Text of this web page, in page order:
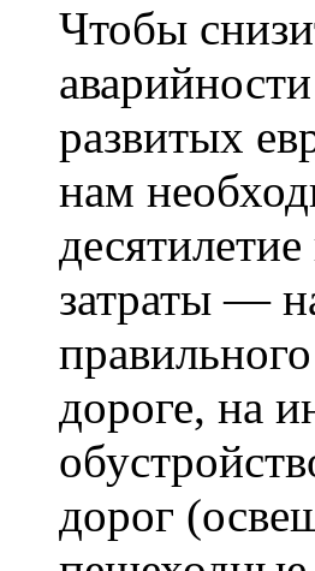
Чтобы
развитых
нам
затраты —
дороге, на
дорог